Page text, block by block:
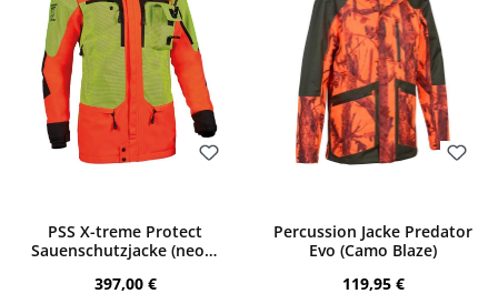
PSS X-treme Protect
Sauenschutzjacke (neon-
Regulärer Preis:
397,00 €
Percussion Jacke Predator
Evo (Camo Blaze)
Regulärer Preis:
119,95 €